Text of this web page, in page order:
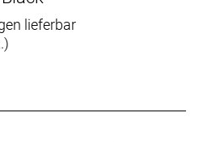
Komplettsystem,
Reifen, Dichtmittel,
Für eine optimale
lieferbar